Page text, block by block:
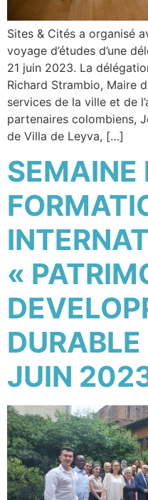
Sites & Cités a organisé
voyage d’études d’une
21 juin 2023. La
Richard Strambio, Maire
services de la ville et de
partenaires colombiens,
de Villa de Leyva, […]
SEMAINE
«
JUIN